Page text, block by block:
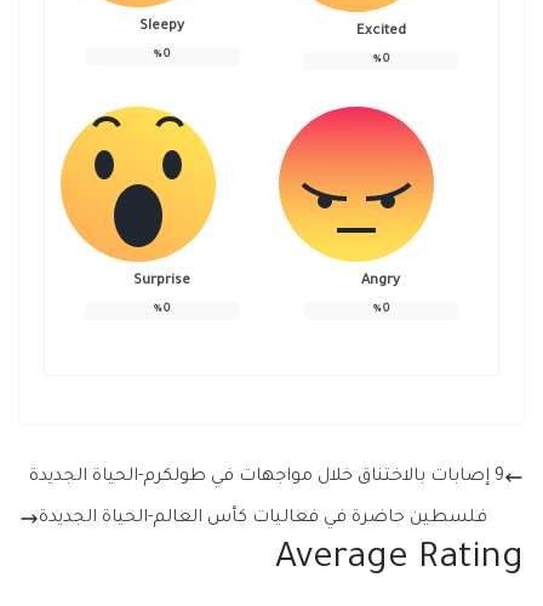
Excited
0
%
Sleepy
0
%
Angry
0
%
Surprise
0
%
9 إصابات بالاختناق خلال مواجهات في طولكرم-الحياة الجديدة
فلسطين حاضرة في فعاليات كأس العالم-الحياة الجديدة
Average Rating